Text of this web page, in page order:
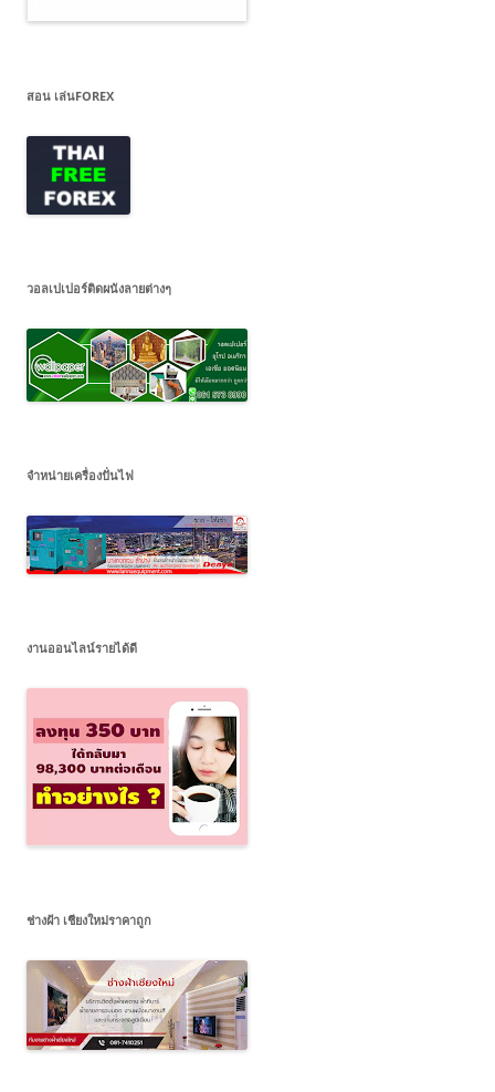
สอน เล่นFOREX
วอลเปเปอร์ติดผนังลายต่างๆ
จำหน่ายเครื่องปั่นไฟ
งานออนไลน์รายได้ดี
ช่างฝ้า เชียงใหม่ราคาถูก